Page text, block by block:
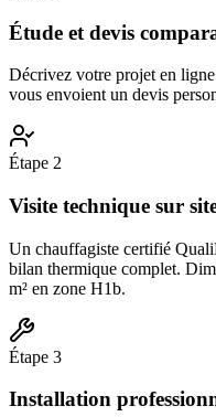
Étude et devis
Décrivez votre projet en
vous envoient un devis
Étape 2
Visite technique sur
Un chauffagiste certifié
bilan thermique complet.
m² en zone H1b.
Étape 3
Installation